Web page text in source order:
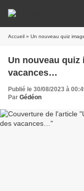
Accueil » Un nouveau quiz
Un nouveau
vacances…
Publié le 30/08/2023 à
Par Gédéon